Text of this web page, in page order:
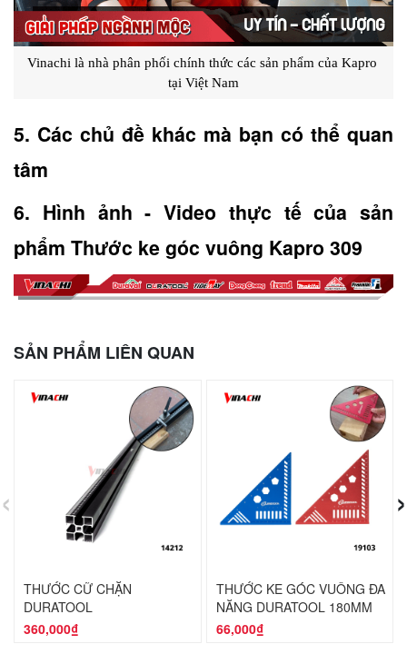
Vinachi là nhà phân phối chính thức các sản phẩm của Kapro
tại Việt Nam
5. Các chủ đề khác mà bạn có thể quan
tâm
6. Hình ảnh - Video thực tế của sản
phẩm Thước ke góc vuông Kapro 309
SẢN PHẨM LIÊN QUAN
THƯỚC CỮ CHẶN
DURATOOL
360,000₫
THƯỚC KE GÓC VUÔNG ĐA
NĂNG DURATOOL 180MM
66,000₫
‹ ›